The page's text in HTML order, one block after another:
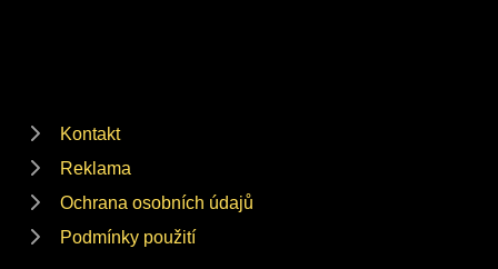
Kontakt
Reklama
Ochrana osobních údajů
Podmínky použití